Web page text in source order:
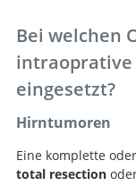
Bei welchen
eingesetzt?
Hirntumoren
Eine komplette
total resection